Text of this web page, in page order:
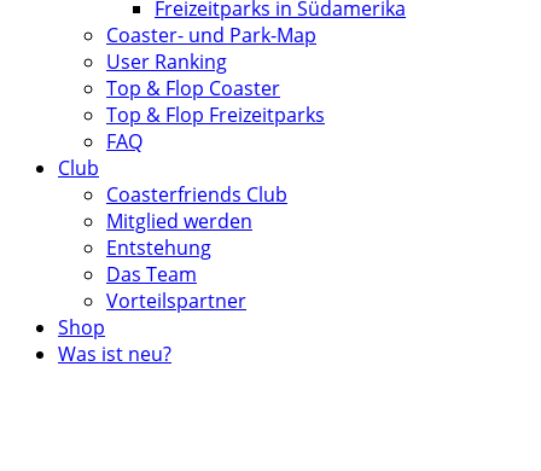
Freizeitparks in Südamerika
Coaster- und Park-Map
User Ranking
Top & Flop Coaster
Top & Flop Freizeitparks
FAQ
Club
Coasterfriends Club
Mitglied werden
Entstehung
Das Team
Vorteilspartner
Shop
Was ist neu?